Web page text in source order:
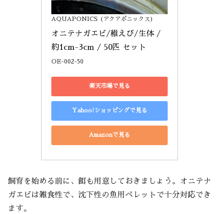
AQUAPONICS (アクアポニックス)
オニテナガエビ/稚えび/生体 /
約1cm-3cm / 50匹 セット
OE-002-50
楽天市場で見る
Yahoo!ショッピングで見る
Amazonで見る
飼育を始める前に、餌も用意しておきましょう。オニテナ
ガエビは雑食性で、沈下性の魚用ペレットで十分対応でき
ます。